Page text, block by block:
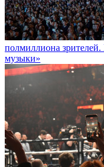
полмиллиона
музыки»